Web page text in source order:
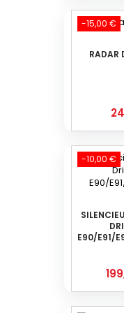
-15,00 €
RADAR
-10,00 €
E90/E91/
Prix